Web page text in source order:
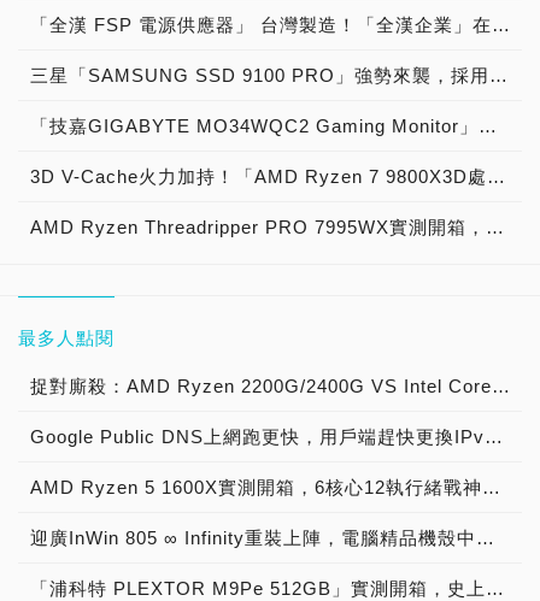
「全漢 FSP 電源供應器」 台灣製造！「全漢企業」在台灣設立桃三廠，研發、製造MIT世界第一「台灣之光：80 PLUS金牌電源FSP VITA GM MIT、80 PLUS銅牌電源FSP T-Series MIT 系列 全新ATX 3.1電源 製造大樓 生產線 揭秘」現場直擊！
三星「SAMSUNG SSD 9100 PRO」強勢來襲，採用「極致高速效能，速度狂飆14GB/s，第四代新產品，新五奈米製程，功耗降低50％，單面打件設計，桌機筆電能用」獲原價屋店長肯定推薦「PC DIY打造極致電腦效能」晉升PCIe 5.0 SSD王者價格：6,399元起！
「技嘉GIGABYTE MO34WQC2 Gaming Monitor」產品開箱，「34吋 240Hz 2K QD-OLED」戰術級曲面電競顯示器！
3D V-Cache火力加持！「AMD Ryzen 7 9800X3D處理器」實測開箱，8核心16執行緒104MB快取「史上最強遊戲CPU」震撼登場！
AMD Ryzen Threadripper PRO 7995WX實測開箱，史上最強96核心192執行緒 採用sTR5/SP6腳位 對應TRX50、WRX90主機板 次世代 HEDT高階桌機處理器重裝上陣！
最多人點閱
捉對廝殺：AMD Ryzen 2200G/2400G VS Intel Core i3-8100/i5-8400
Google Public DNS上網跑更快，用戶端趕快更換IPv4 DNS設定8.8.8.8與8.8.4.4
AMD Ryzen 5 1600X實測開箱，6核心12執行緒戰神處理器再顯鋒芒！
迎廣InWin 805 ∞ Infinity重裝上陣，電腦精品機殼中的頂尖之作！
「浦科特 PLEXTOR M9Pe 512GB」實測開箱，史上最強PCIe 3.0 x4固態硬碟磅礡登場！